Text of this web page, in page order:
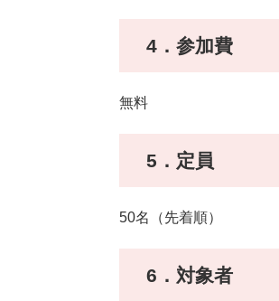
4．参加費
無料
5．定員
50名（先着順）
6．対象者